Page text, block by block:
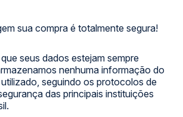
sua compra é totalmente segura!
seus dados estejam sempre
nenhuma informação do
seguindo os protocolos de
das principais instituições